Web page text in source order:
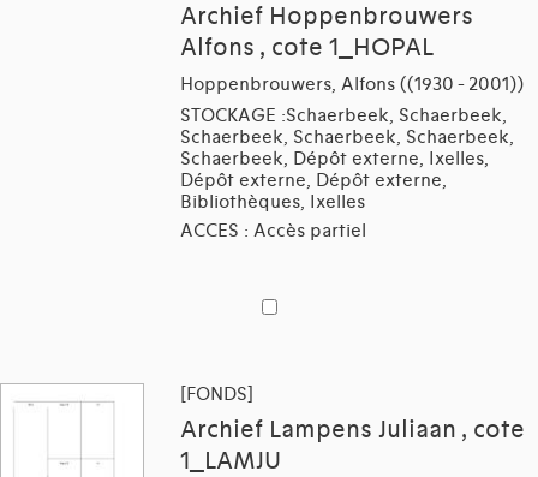
Archief Hoppenbrouwers
Alfons , cote 1_HOPAL
Hoppenbrouwers, Alfons ((1930 - 2001))
STOCKAGE :Schaerbeek, Schaerbeek,
Schaerbeek, Schaerbeek, Schaerbeek,
Schaerbeek, Dépôt externe, Ixelles,
Dépôt externe, Dépôt externe,
Bibliothèques, Ixelles
ACCES : Accès partiel
[FONDS]
Archief Lampens Juliaan , cote
1_LAMJU